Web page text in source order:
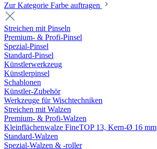
Zur Kategorie Farbe auftragen
Streichen mit Pinseln
Premium- & Profi-Pinsel
Spezial-Pinsel
Standard-Pinsel
Künstlerwerkzeug
Künstlerpinsel
Schablonen
Künstler-Zubehör
Werkzeuge für Wischtechniken
Streichen mit Walzen
Premium- & Profi-Walzen
Kleinflächenwalze FineTOP 13, Kern-Ø 16 mm
Standard-Walzen
Spezial-Walzen & -roller